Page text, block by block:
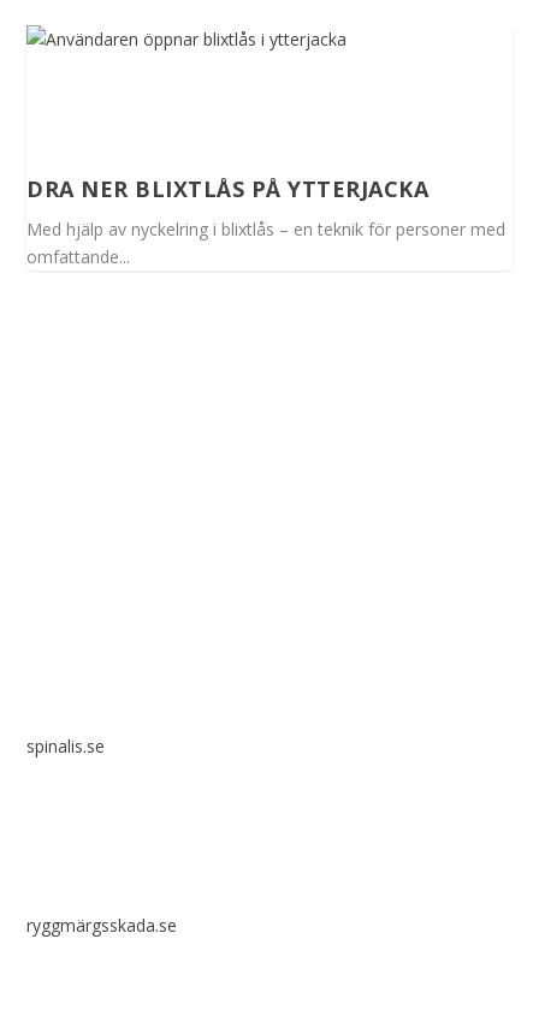
DRA NER BLIXTLÅS PÅ YTTERJACKA
Med hjälp av nyckelring i blixtlås – en teknik för personer med
omfattande...
spinalis.se
ryggmärgsskada.se